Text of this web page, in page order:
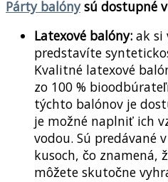
Párty balónysú dostupné
Latexové balóny: ak si
predstavíte
Kvalitné latexové
zo 100 %
týchto balónov je
je možné naplniť ich
vodou. Sú predávané
kusoch, čo znamená,
môžete skutočne